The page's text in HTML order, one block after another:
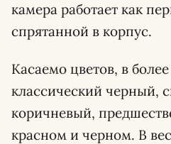
камера работает как
спрятанной в корпус.
Касаемо цветов, в
классический черный,
коричневый,
красном и черном. В